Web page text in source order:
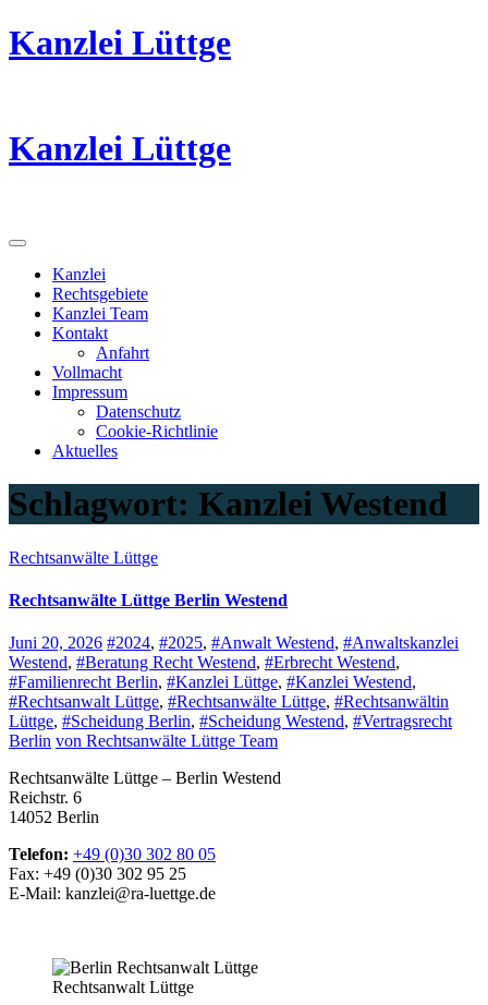
Kanzlei Lüttge
Kanzlei Lüttge
Kanzlei
Rechtsgebiete
Kanzlei Team
Kontakt
Anfahrt
Vollmacht
Impressum
Datenschutz
Cookie-Richtlinie
Aktuelles
Schlagwort: Kanzlei Westend
Rechtsanwälte Lüttge
Rechtsanwälte Lüttge Berlin Westend
Juni 20, 2026 #2024, #2025, #Anwalt Westend, #Anwaltskanzlei
Westend, #Beratung Recht Westend, #Erbrecht Westend,
#Familienrecht Berlin, #Kanzlei Lüttge, #Kanzlei Westend,
#Rechtsanwalt Lüttge, #Rechtsanwälte Lüttge, #Rechtsanwältin
Lüttge, #Scheidung Berlin, #Scheidung Westend, #Vertragsrecht
Berlin von Rechtsanwälte Lüttge Team
Rechtsanwälte Lüttge – Berlin Westend
Reichstr. 6
14052 Berlin
Telefon: +49 (0)30 302 80 05
Fax: +49 (0)30 302 95 25
E-Mail: kanzlei@ra-luettge.de
Rechtsanwalt Lüttge